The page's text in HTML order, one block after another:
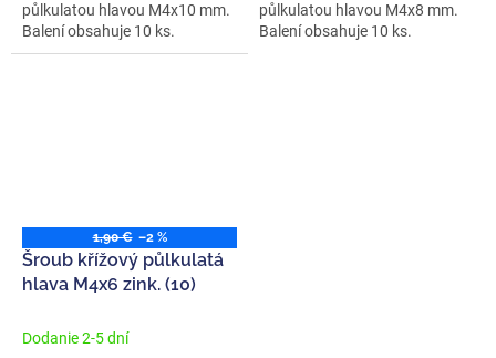
půlkulatou hlavou M4x10 mm.
Balení obsahuje 10 ks.
půlkulatou hlavou M4x8 mm.
Balení obsahuje 10 ks.
1,90 € –2 %
Šroub křížový půlkulatá
hlava M4x6 zink. (10)
Dodanie 2-5 dní